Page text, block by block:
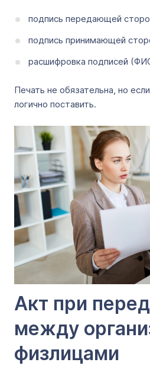
подпись передающей
подпись принимающей
расшифровка подписей
Печать не обязательна, но
логично поставить.
Акт при
между
физлицами